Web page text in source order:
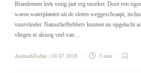
Brandemeer leek vorig jaar erg onzeker. Door een
waren waterplanten uit de sloten weggeschraapt,
vuurvlinder. Natuurliefhebbers kunnen nu opgelucht
vliegen er alsnog veel van…
AnimalsToday | 16 07 2018 3 min